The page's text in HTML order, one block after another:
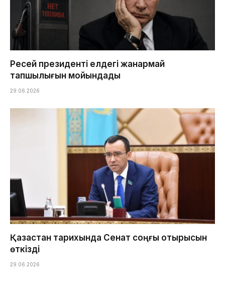
Ресей президенті елдегі жанармай
тапшылығын мойындады
29.06.2026
Қазақстан тарихында Сенат соңғы отырысын
өткізді
29.06.2026